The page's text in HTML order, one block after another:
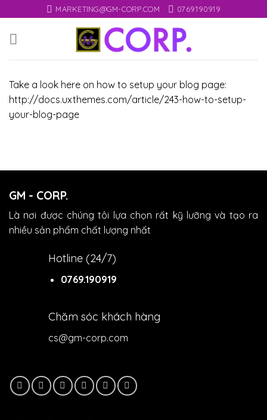
to
content
MARKETING@GM-CORP.COM 0769.190919
Take a look here on how to setup your blog page:
http://docs.uxthemes.com/article/243-how-to-setup-
your-blog-page
GM - CORP.
Là nơi được chúng tôi lựa chọn rất kỹ lưỡng và tạo ra
nhiều sản phẩm chất lượng nhất
Hotline (24/7)
0769.190919
Chăm sóc khách hàng
cs@gm-corp.com